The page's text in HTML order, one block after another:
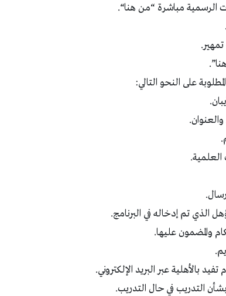
الرسمية مباشرة “من هنا“.
على النحو التالي:
الذي تم إدخاله في البرنامج.
والمضمون عليها.
بالأهلية عبر البريد الإلكتروني.
التدريب في حال التدريب.